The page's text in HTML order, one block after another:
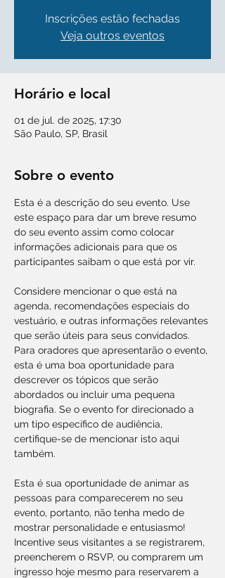
Inscrições estão fechadas
Veja outros eventos
Horário e local
01 de jul. de 2025, 17:30
São Paulo, SP, Brasil
Sobre o evento
Esta é a descrição do seu evento. Use
este espaço para dar um breve resumo
do seu evento assim como colocar
informações adicionais para que os
participantes saibam o que está por vir.
Considere mencionar o que está na
agenda, recomendações especiais do
vestuário, e outras informações relevantes
que serão úteis para seus convidados.
Para oradores que apresentarão o evento,
esta é uma boa oportunidade para
descrever os tópicos que serão
abordados ou incluir uma pequena
biografia. Se o evento for direcionado a
um tipo específico de audiência,
certifique-se de mencionar isto aqui
também.
Esta é sua oportunidade de animar as
pessoas para comparecerem no seu
evento, portanto, não tenha medo de
mostrar personalidade e entusiasmo!
Incentive seus visitantes a se registrarem,
preencherem o RSVP, ou comprarem um
ingresso hoje mesmo para reservarem a